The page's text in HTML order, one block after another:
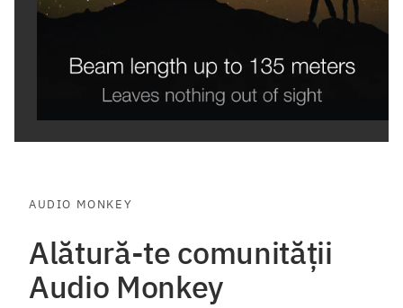
AUDIO MONKEY
Alătură-te comunității
Audio Monkey